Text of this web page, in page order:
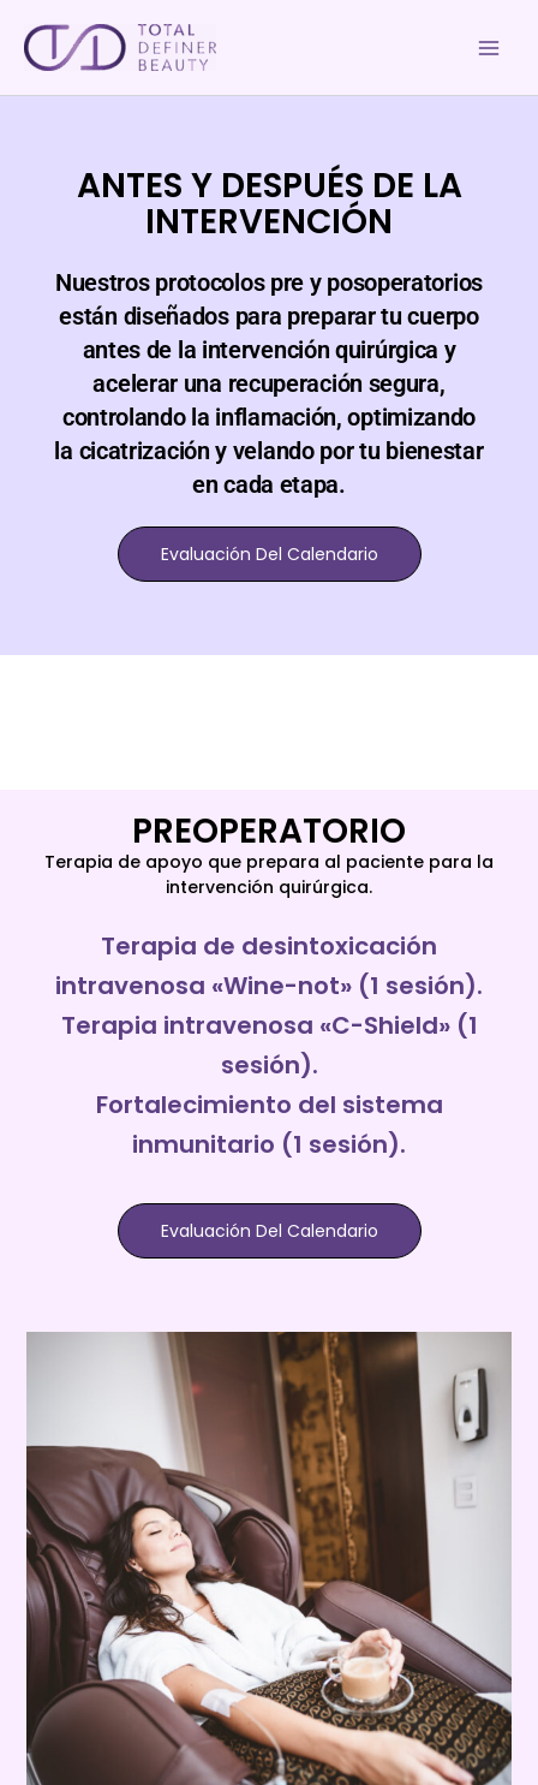
contenido
ANTES Y DESPUÉS DE LA
INTERVENCIÓN
Nuestros protocolos pre y posoperatorios
están diseñados para preparar tu cuerpo
antes de la intervención quirúrgica y
acelerar una recuperación segura,
controlando la inflamación, optimizando
la cicatrización y velando por tu bienestar
en cada etapa.
Evaluación Del Calendario
PREOPERATORIO
Terapia de apoyo que prepara al paciente para la
intervención quirúrgica.
Terapia de desintoxicación
intravenosa «Wine-not» (1 sesión).
Terapia intravenosa «C-Shield» (1
sesión).
Fortalecimiento del sistema
inmunitario (1 sesión).
Evaluación Del Calendario